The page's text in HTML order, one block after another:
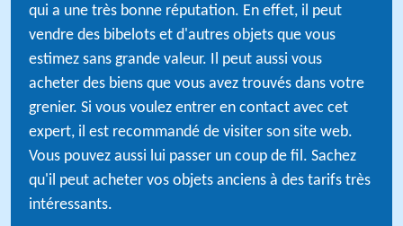
qui a une très bonne réputation. En effet, il peut
vendre des bibelots et d'autres objets que vous
estimez sans grande valeur. Il peut aussi vous
acheter des biens que vous avez trouvés dans votre
grenier. Si vous voulez entrer en contact avec cet
expert, il est recommandé de visiter son site web.
Vous pouvez aussi lui passer un coup de fil. Sachez
qu'il peut acheter vos objets anciens à des tarifs très
intéressants.